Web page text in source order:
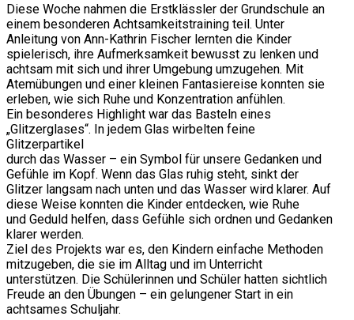
Diese Woche nahmen die Erstklässler der Grundschule an
einem besonderen Achtsamkeitstraining teil. Unter
Anleitung von Ann-Kathrin Fischer lernten die Kinder
spielerisch, ihre Aufmerksamkeit bewusst zu lenken und
achtsam mit sich und ihrer Umgebung umzugehen. Mit
Atemübungen und einer kleinen Fantasiereise konnten sie
erleben, wie sich Ruhe und Konzentration anfühlen.
Ein besonderes Highlight war das Basteln eines
„Glitzerglases“. In jedem Glas wirbelten feine
Glitzerpartikel
durch das Wasser – ein Symbol für unsere Gedanken und
Gefühle im Kopf. Wenn das Glas ruhig steht, sinkt der
Glitzer langsam nach unten und das Wasser wird klarer. Auf
diese Weise konnten die Kinder entdecken, wie Ruhe
und Geduld helfen, dass Gefühle sich ordnen und Gedanken
klarer werden.
Ziel des Projekts war es, den Kindern einfache Methoden
mitzugeben, die sie im Alltag und im Unterricht
unterstützen. Die Schülerinnen und Schüler hatten sichtlich
Freude an den Übungen – ein gelungener Start in ein
achtsames Schuljahr.